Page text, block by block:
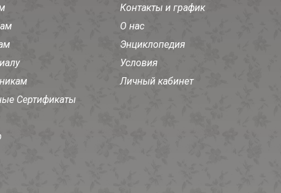
Сертификаты
Контакты и график
О нас
Энциклопедия
Условия
Личный кабинет